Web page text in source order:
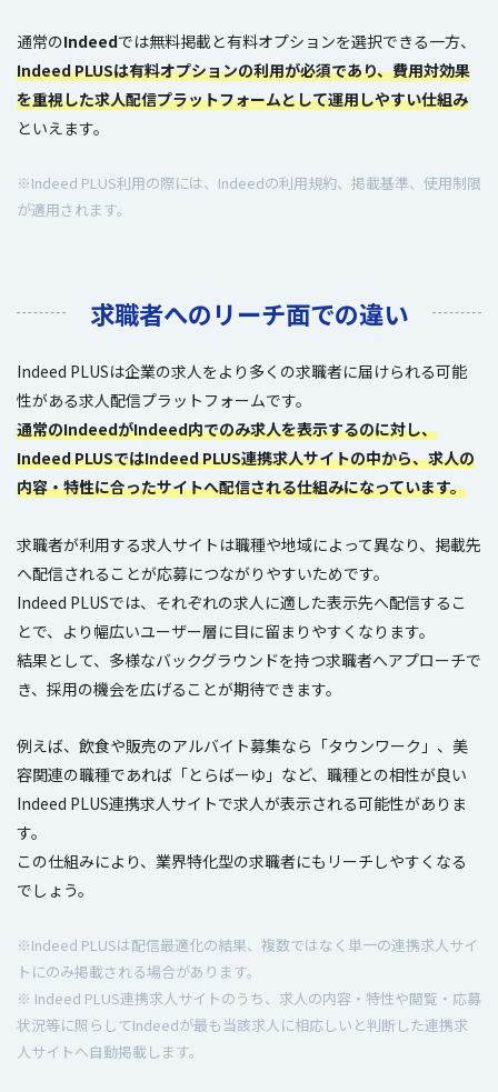
通常のIndeedでは無料掲載と有料オプションを選択できる一方、
Indeed PLUSは有料オプションの利用が必須であり、費用対効果
を重視した求人配信プラットフォームとして運用しやすい仕組み
といえます。
※Indeed PLUS利用の際には、Indeedの利用規約、掲載基準、使用制限
が適用されます。
求職者へのリーチ面での違い
Indeed PLUSは企業の求人をより多くの求職者に届けられる可能
性がある求人配信プラットフォームです。
通常のIndeedがIndeed内でのみ求人を表示するのに対し、
Indeed PLUSではIndeed PLUS連携求人サイトの中から、求人の
内容・特性に合ったサイトへ配信される仕組みになっています。
求職者が利用する求人サイトは職種や地域によって異なり、掲載先
へ配信されることが応募につながりやすいためです。
Indeed PLUSでは、それぞれの求人に適した表示先へ配信するこ
とで、より幅広いユーザー層に目に留まりやすくなります。
結果として、多様なバックグラウンドを持つ求職者へアプローチで
き、採用の機会を広げることが期待できます。
例えば、飲食や販売のアルバイト募集なら「タウンワーク」、美
容関連の職種であれば「とらばーゆ」など、職種との相性が良い
Indeed PLUS連携求人サイトで求人が表示される可能性がありま
す。
この仕組みにより、業界特化型の求職者にもリーチしやすくなる
でしょう。
※Indeed PLUSは配信最適化の結果、複数ではなく単一の連携求人サイ
トにのみ掲載される場合があります。
※ Indeed PLUS連携求人サイトのうち、求人の内容・特性や閲覧・応募
状況等に照らしてIndeedが最も当該求人に相応しいと判断した連携求
人サイトへ自動掲載します。